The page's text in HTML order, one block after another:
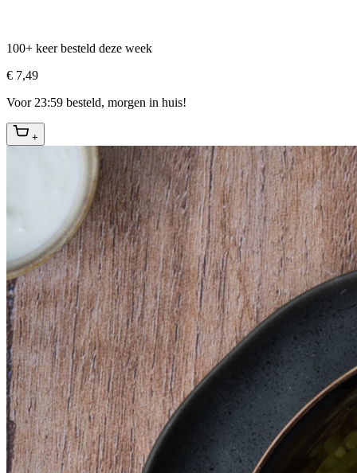
100+ keer besteld deze week
€ 7,49
Voor 23:59 besteld, morgen in huis!
+